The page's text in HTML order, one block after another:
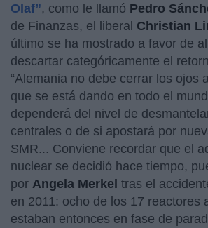
Olaf”, como le llamó Pedro
de Finanzas, el liberal Christian
último se ha mostrado a favor de
descartar categóricamente el
“Alemania no debe cerrar los ojos
que se está dando en todo el
dependerá del nivel de
centrales o de si apostará por
SMR... Conviene recordar que el
nuclear se decidió hace tiempo,
por Angela Merkel tras el
en 2011: ocho de los 17 reactores
estaban entonces en fase de